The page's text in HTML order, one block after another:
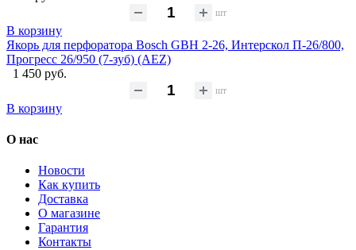
шт
В корзину
Якорь для перфоратора Bosch GBH 2-26, Интерскол П-26/800,
Прогресс 26/950 (7-зуб) (AEZ)
1 450 руб.
шт
В корзину
О нас
Новости
Как купить
Доставка
О магазине
Гарантия
Контакты